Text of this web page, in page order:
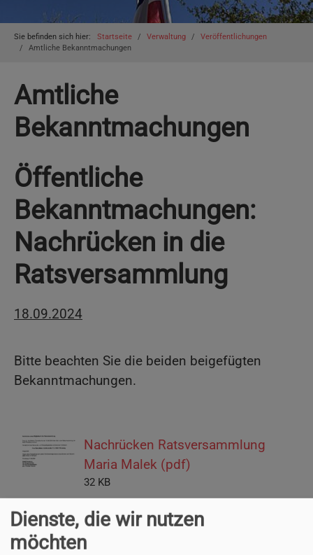
You are here:
Sie befinden sich hier: Startseite Verwaltung
Veröffentlichungen
Amtliche Bekanntmachungen
Amtliche
Bekanntmachungen
Öffentliche
Bekanntmachungen:
Nachrücken in die
Ratsversammlung
18.09.2024
Bitte beachten Sie die beiden beigefügten
Bekanntmachungen.
Nachrücken Ratsversammlung
Maria Malek (pdf)
32 KB
Nachrücken Ratsversammlung Dr.
Jens Lucka (pdf)
Dienste, die wir nutzen
möchten